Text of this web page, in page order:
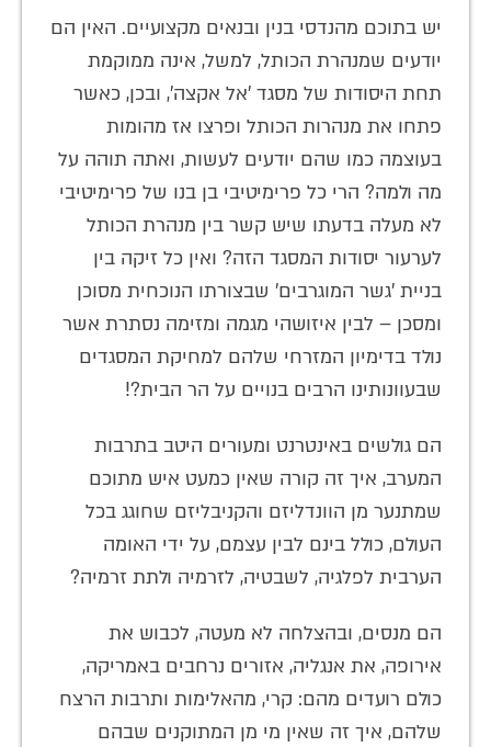
יש בתוכם מהנדסי בנין ובנאים מקצועיים. האין הם
יודעים שמנהרת הכותל, למשל, אינה ממוקמת
תחת היסודות של מסגד 'אל אקצה', ובכן, כאשר
פתחו את מנהרות הכותל ופרצו אז מהומות
בעוצמה כמו שהם יודעים לעשות, ואתה תוהה על
מה ולמה? הרי כל פרימיטיבי בן בנו של פרימיטיבי
לא מעלה בדעתו שיש קשר בין מנהרת הכותל
לערעור יסודות המסגד הזה? ואין כל זיקה בין
בניית 'גשר המוגרבים' שבצורתו הנוכחית מסוכן
ומסכן – לבין איזושהי מגמה ומזימה נסתרת אשר
נולד בדימיון המזרחי שלהם למחיקת המסגדים
שבעוונותינו הרבים בנויים על הר הבית?!
הם גולשים באינטרנט ומעורים היטב בתרבות
המערב, איך זה קורה שאין כמעט איש מתוכם
שמתנער מן הוונדליזם והקניבליזם שחוגג בכל
העולם, כולל בינם לבין עצמם, על ידי האומה
הערבית לפלגיה, לשבטיה, לזרמיה ולתת זרמיה?
הם מנסים, ובהצלחה לא מעטה, לכבוש את
אירופה, את אנגליה, אזורים נרחבים באמריקה,
כולם רועדים מהם: קרי, מהאלימות ותרבות הרצח
שלהם, איך זה שאין מי מן המתוקנים שבהם